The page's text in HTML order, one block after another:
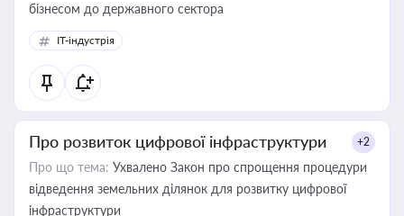
бізнесом до державного сектора
IT-індустрія
Про розвиток цифрової інфраструктури +2
Про що тема: Ухвалено Закон про спрощення процедури
відведення земельних ділянок для розвитку цифрової
інфраструктури